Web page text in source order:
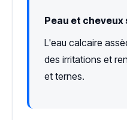
Peau et cheveux
L'eau calcaire
des irritations et
et ternes.